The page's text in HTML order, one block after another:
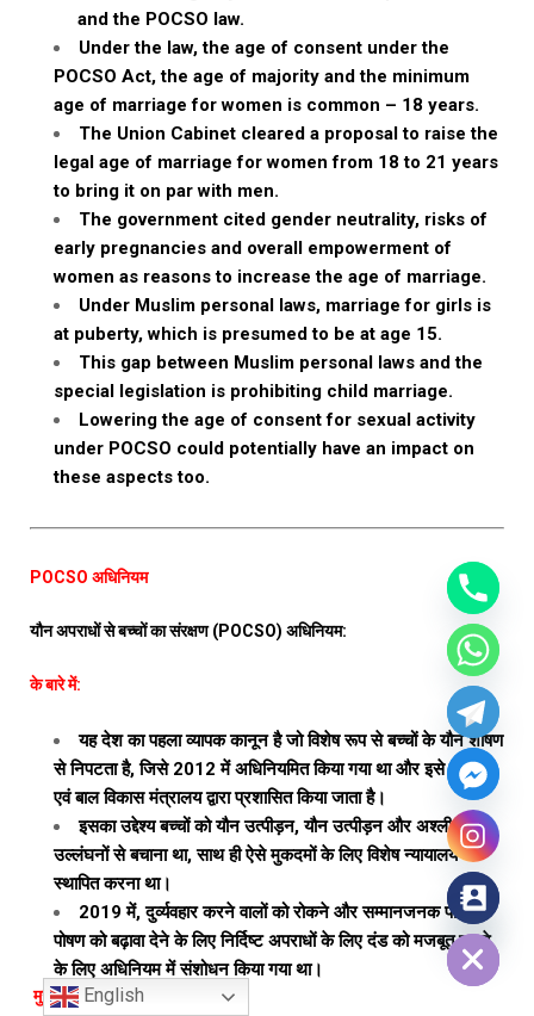
and the POCSO law.
Under the law, the age of consent under the
POCSO Act, the age of majority and the minimum
age of marriage for women is common – 18 years.
The Union Cabinet cleared a proposal to raise the
legal age of marriage for women from 18 to 21 years
to bring it on par with men.
The government cited gender neutrality, risks of
early pregnancies and overall empowerment of
women as reasons to increase the age of marriage.
Under Muslim personal laws, marriage for girls is
at puberty, which is presumed to be at age 15.
This gap between Muslim personal laws and the
special legislation is prohibiting child marriage.
Lowering the age of consent for sexual activity
under POCSO could potentially have an impact on
these aspects too.
POCSO अधिनियम
यौन अपराधों से बच्चों का संरक्षण (POCSO) अधिनियम:
के बारे में:
यह देश का पहला व्यापक कानून है जो विशेष रूप से बच्चों के यौन शोषण
से निपटता है, जिसे 2012 में अधिनियमित किया गया था और इसे महिला
एवं बाल विकास मंत्रालय द्वारा प्रशासित किया जाता है।
इसका उद्देश्य बच्चों को यौन उत्पीड़न, यौन उत्पीड़न और अश्लील
उल्लंघनों से बचाना था, साथ ही ऐसे मुकदमों के लिए विशेष न्यायालय
स्थापित करना था।
2019 में, दुर्व्यवहार करने वालों को रोकने और सम्मानजनक पालन-
पोषण को बढ़ावा देने के लिए निर्दिष्ट अपराधों के लिए दंड को मजबूत करने
के लिए अधिनियम में संशोधन किया गया था।
मुख्य प्रावधान:
English
Hide chaty